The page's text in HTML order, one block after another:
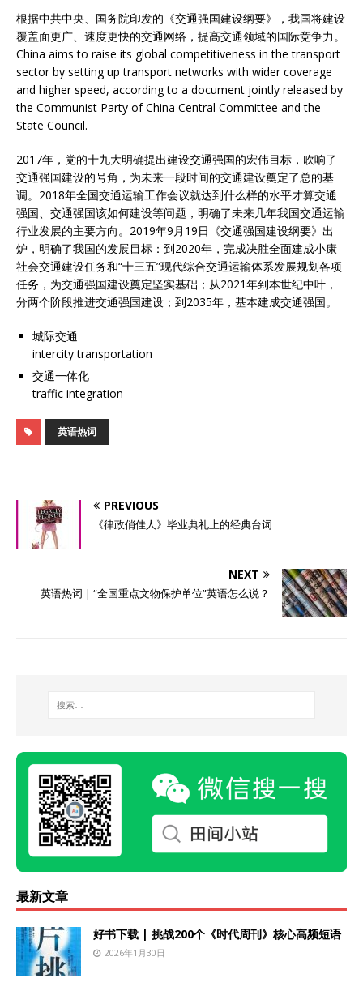
根据中共中央、国务院印发的《交通强国建设纲要》，我国将建设
覆盖面更广、速度更快的交通网络，提高交通领域的国际竞争力。
China aims to raise its global competitiveness in the transport
sector by setting up transport networks with wider coverage
and higher speed, according to a document jointly released by
the Communist Party of China Central Committee and the
State Council.
2017年，党的十九大明确提出建设交通强国的宏伟目标，吹响了
交通强国建设的号角，为未来一段时间的交通建设奠定了总的基
调。2018年全国交通运输工作会议就达到什么样的水平才算交通
强国、交通强国该如何建设等问题，明确了未来几年我国交通运输
行业发展的主要方向。2019年9月19日《交通强国建设纲要》出
炉，明确了我国的发展目标：到2020年，完成决胜全面建成小康
社会交通建设任务和“十三五”现代综合交通运输体系发展规划各项
任务，为交通强国建设奠定坚实基础；从2021年到本世纪中叶，
分两个阶段推进交通强国建设；到2035年，基本建成交通强国。
城际交通
intercity transportation
交通一体化
traffic integration
英语热词
PREVIOUS
《律政俏佳人》毕业典礼上的经典台词
NEXT
英语热词 | “全国重点文物保护单位”英语怎么说？
最新文章
好书下载 | 挑战200个《时代周刊》核心高频短语
2026年1月30日